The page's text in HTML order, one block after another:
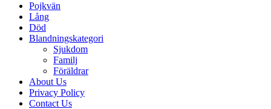
Pojkvän
Lång
Död
Blandningskategori
Sjukdom
Familj
Föräldrar
About Us
Privacy Policy
Contact Us